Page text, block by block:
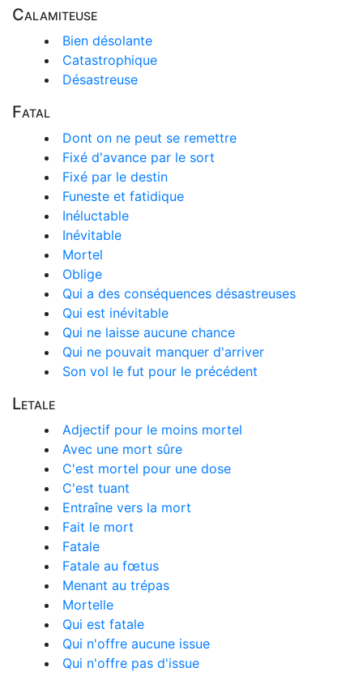
Calamiteuse
Bien désolante
Catastrophique
Désastreuse
Fatal
Dont on ne peut se remettre
Fixé d'avance par le sort
Fixé par le destin
Funeste et fatidique
Inéluctable
Inévitable
Mortel
Oblige
Qui a des conséquences désastreuses
Qui est inévitable
Qui ne laisse aucune chance
Qui ne pouvait manquer d'arriver
Son vol le fut pour le précédent
Letale
Adjectif pour le moins mortel
Avec une mort sûre
C'est mortel pour une dose
C'est tuant
Entraîne vers la mort
Fait le mort
Fatale
Fatale au fœtus
Menant au trépas
Mortelle
Qui est fatale
Qui n'offre aucune issue
Qui n'offre pas d'issue